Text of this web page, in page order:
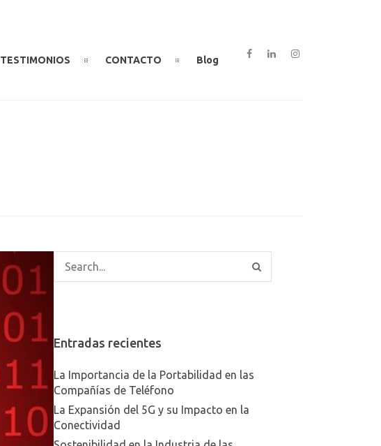
TESTIMONIOS CONTACTO Blog
Entradas recientes
La Importancia de la Portabilidad en las
Compañías de Teléfono
La Expansión del 5G y su Impacto en la
Conectividad